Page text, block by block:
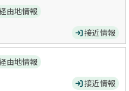
由地情報
接近情報
由地情報
接近情報